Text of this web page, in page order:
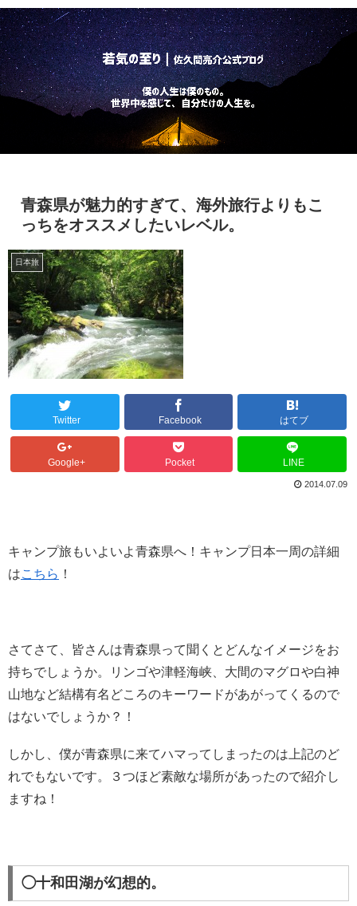
青森県が魅力的すぎて、海外旅行よりもこ
っちをオススメしたいレベル。
日本旅
Twitter Facebook はてブ
Google+ Pocket LINE
2014.07.09
キャンプ旅もいよいよ青森県へ！キャンプ日本一周の詳細
はこちら ！
さてさて、皆さんは青森県って聞くとどんなイメージをお
持ちでしょうか。リンゴや津軽海峡、大間のマグロや白神
山地など結構有名どころのキーワードがあがってくるので
はないでしょうか？！
しかし、僕が青森県に来てハマってしまったのは上記のど
れでもないです。３つほど素敵な場所があったので紹介し
ますね！
◯十和田湖が幻想的。